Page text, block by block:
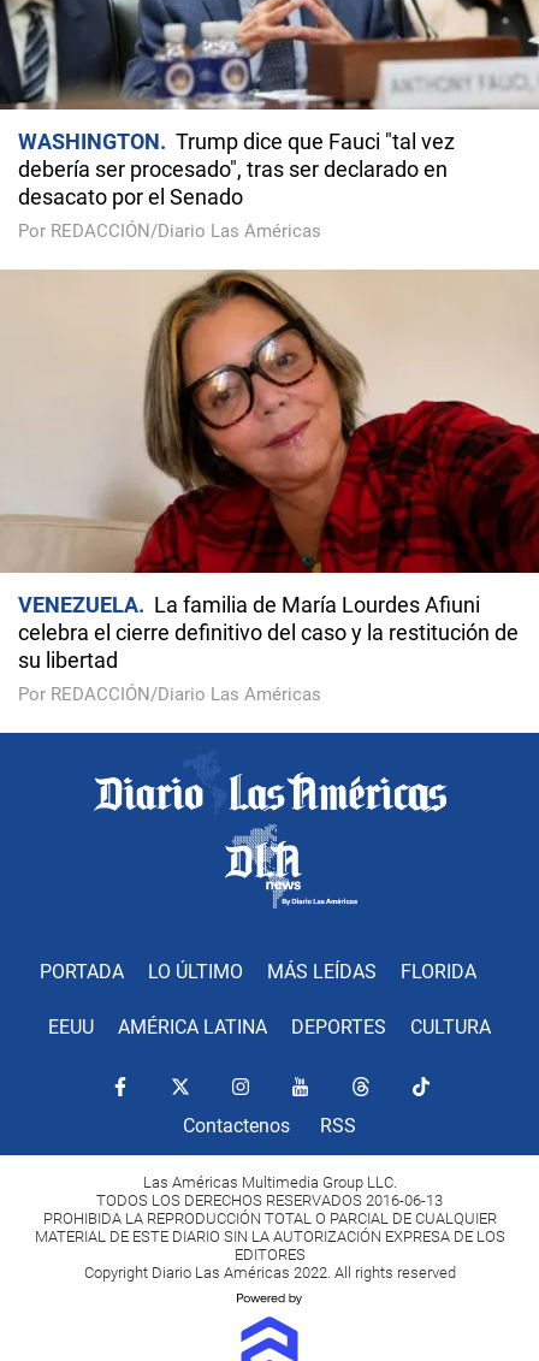
WASHINGTON
Trump dice que Fauci "tal vez
debería ser procesado", tras ser declarado en
desacato por el Senado
Por REDACCIÓN/Diario Las Américas
VENEZUELA
La familia de María Lourdes Afiuni
celebra el cierre definitivo del caso y la restitución de
su libertad
Por REDACCIÓN/Diario Las Américas
PORTADA LO ÚLTIMO MÁS LEÍDAS FLORIDA
EEUU AMÉRICA LATINA DEPORTES CULTURA
Contactenos RSS
Las Américas Multimedia Group LLC.
TODOS LOS DERECHOS RESERVADOS 2016-06-13
PROHIBIDA LA REPRODUCCIÓN TOTAL O PARCIAL DE CUALQUIER
MATERIAL DE ESTE DIARIO SIN LA AUTORIZACIÓN EXPRESA DE LOS
EDITORES
Copyright Diario Las Américas 2022. All rights reserved